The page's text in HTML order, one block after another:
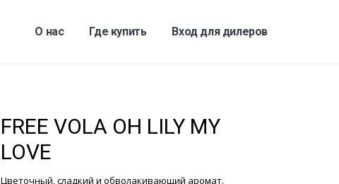
О нас Где купить Вход для дилеров
FREE VOLA OH LILY MY
LOVE
Цветочный, сладкий и обволакивающий аромат.